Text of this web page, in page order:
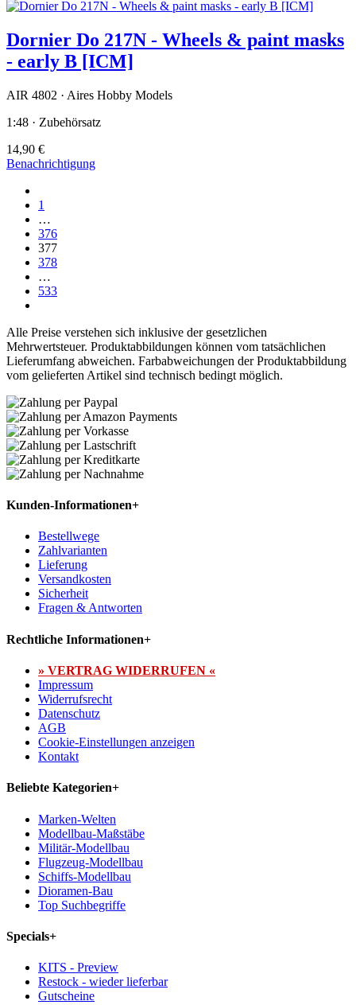
Dornier Do 217N - Wheels & paint masks
- early B [ICM]
AIR 4802 · Aires Hobby Models
1:48 · Zubehörsatz
14,90 €
Benachrichtigung
1
…
376
377
378
…
533
Alle Preise verstehen sich inklusive der gesetzlichen
Mehrwertsteuer. Produktabbildungen können vom tatsächlichen
Lieferumfang abweichen. Farbabweichungen der Produktabbildung
vom gelieferten Artikel sind technisch bedingt möglich.
Kunden-Informationen+
Bestellwege
Zahlvarianten
Lieferung
Versandkosten
Sicherheit
Fragen & Antworten
Rechtliche Informationen+
» VERTRAG WIDERRUFEN «
Impressum
Widerrufsrecht
Datenschutz
AGB
Cookie-Einstellungen anzeigen
Kontakt
Beliebte Kategorien+
Marken-Welten
Modellbau-Maßstäbe
Militär-Modellbau
Flugzeug-Modellbau
Schiffs-Modellbau
Dioramen-Bau
Top Suchbegriffe
Specials+
KITS - Preview
Restock - wieder lieferbar
Gutscheine